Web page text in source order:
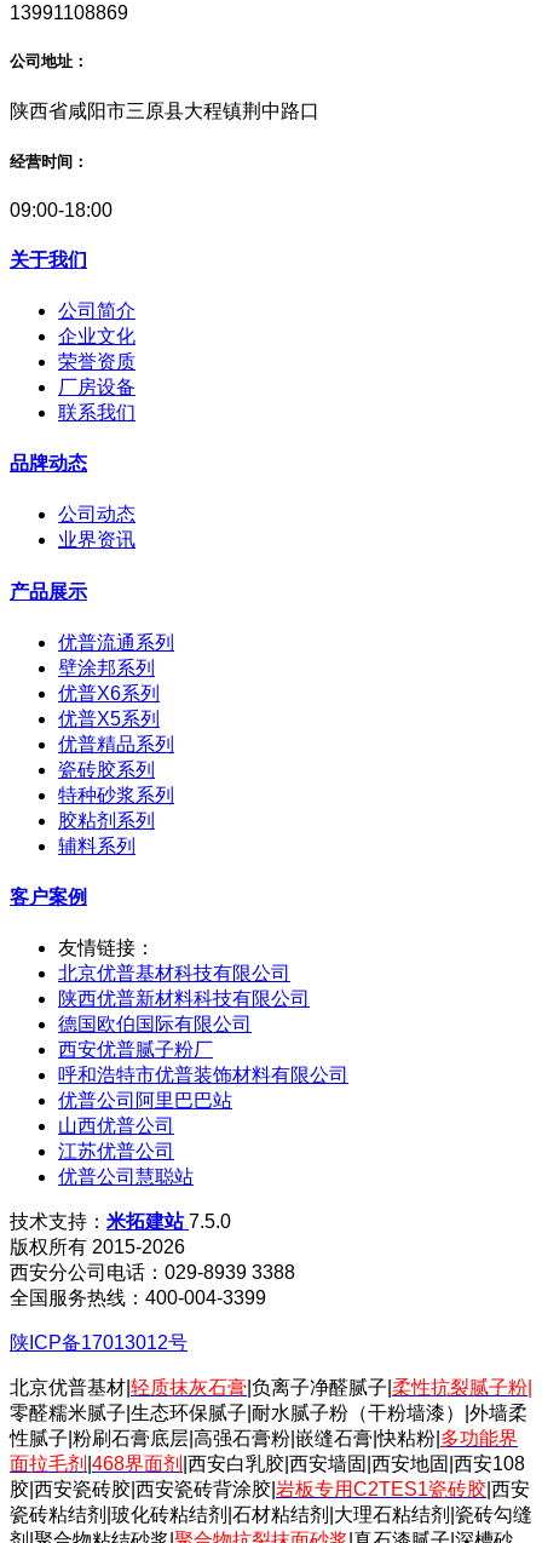
13991108869
公司地址：
陕西省咸阳市三原县大程镇荆中路口
经营时间：
09:00-18:00
关于我们
公司简介
企业文化
荣誉资质
厂房设备
联系我们
品牌动态
公司动态
业界资讯
产品展示
优普流通系列
壁涂邦系列
优普X6系列
优普X5系列
优普精品系列
瓷砖胶系列
特种砂浆系列
胶粘剂系列
辅料系列
客户案例
友情链接：
北京优普基材科技有限公司
陕西优普新材料科技有限公司
德国欧伯国际有限公司
西安优普腻子粉厂
呼和浩特市优普装饰材料有限公司
优普公司阿里巴巴站
山西优普公司
江苏优普公司
优普公司慧聪站
技术支持： 米拓建站7.5.0
版权所有 2015-2026
西安分公司电话：029-8939 3388
全国服务热线：400-004-3399
陕ICP备17013012号
北京优普基材| 轻质抹灰石膏 |负离子净醛腻子| 柔性抗裂腻子粉
零醛糯米腻子|生态环保腻子|耐水腻子粉（干粉墙漆）|外墙柔
性腻子|粉刷石膏底层|高强石膏粉|嵌缝石膏|快粘粉| 多功能界
面拉毛剂 468界面剂 |西安白乳胶|西安墙固|西安地固|西安108
胶|西安瓷砖胶|西安瓷砖背涂胶| 岩板专用C2TES1瓷砖胶 |西安
瓷砖粘结剂|玻化砖粘结剂|石材粘结剂|大理石粘结剂|瓷砖勾缝